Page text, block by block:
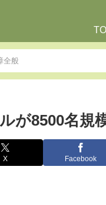
全般
が8500名規
X Facebook